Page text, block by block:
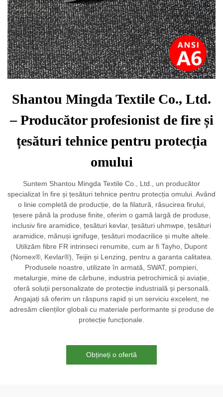
Shantou Mingda Textile Co., Ltd.
– Producător profesionist de fire și
țesături tehnice pentru protecția
omului
Suntem Shantou Mingda Textile Co., Ltd., un producător
specializat în fire și țesături tehnice pentru protecția omului. Având
o linie completă de producție, de la filatură, răsucirea firului,
țesere până la produse finite, oferim o gamă largă de produse,
inclusiv fire aramidice, țesături kevlar, țesături uhmwpe, țesături
aramidice, mănuși ignifuge, țesături modacrilice și multe altele.
Utilizăm fibre FR intrinseci renumite, cum ar fi Tayho, Dupont
(Nomex®, Kevlar®), Teijin și Lenzing, pentru a garanta calitatea.
Produsele noastre, utilizate în armată, SWAT, pompieri,
metalurgie, mine de cărbune, industria petrochimică și aviație,
oferă soluții personalizate de protecție industrială și personală.
Angajați să oferim un răspuns rapid și un serviciu excelent, ne
adresăm clienților globali cu materiale performante și produse de
protecție funcționale.
Obțineți o ofertă